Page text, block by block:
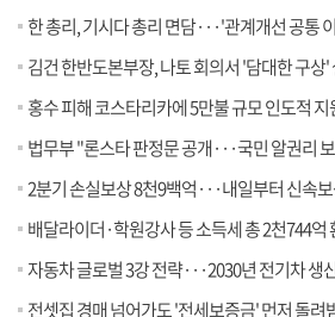
한 총리, 기시다 총리 면담···'관계개선 공통
김건 한반도본부장, 나토 회의서 '담대한 구상'
홍수 피해 코스타리카에 5만불 규모 인도적 지
법무부 "론스타 판정문 공개···국민 알권리
2분기 손실보상 8천9백억···내일부터 신속
배달라이더·학원강사 등 소득세 총 2천744억
자동차 글로벌 3강 전략···2030년 전기차 생
전셋집 경매 넘어가도 '전세보증금' 먼저 돌려